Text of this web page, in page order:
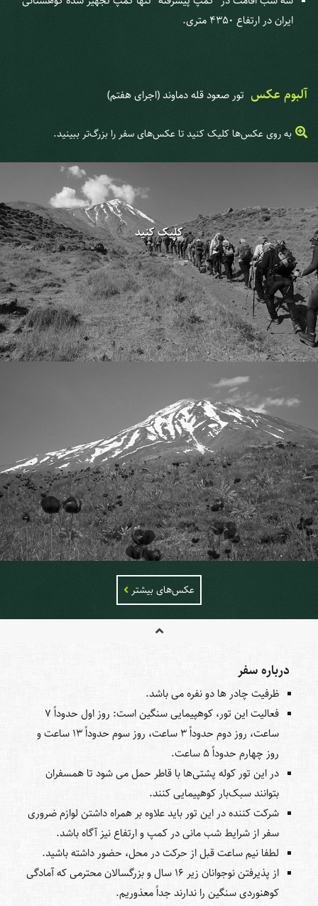
ایران در ارتفاع 4350 متری.
آلبوم عکس تور صعود قله دماوند (اجرای هفتم)
به روی عکس‌ها کلیک کنید تا عکس‌های سفر را بزرگ‌تر ببینید.
عکس‌های بیشتر
درباره سفر
ظرفیت چادر ها دو نفره می باشد.
فعالیت این تور، کوهپیمایی سنگین است: روز اول حدوداً 7
ساعت، روز دوم حدوداً 3 ساعت، روز سوم حدوداً 13 ساعت و
روز چهارم حدوداً 5 ساعت.
در این تور کوله پشتی‌ها با قاطر حمل می شود تا همسفران
بتوانند سبک‌بار کوهپیمایی کنند.
شرکت کننده در این تور باید علاوه بر همراه داشتن لوازم ضروری
سفر از شرایط شب مانی در کمپ و ارتفاع نیز آگاه باشد.
لطفا نیم ساعت قبل از حرکت در محل، حضور داشته باشید.
از پذیرفتن نوجوانان زیر 16 سال و بزرگسالان محترمی که آمادگی
کوهنوردی سنگین را ندارند جداً معذوریم.